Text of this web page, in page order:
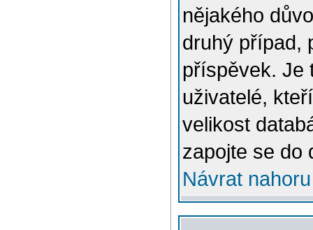
nějakého
druhý případ,
příspěvek. Je
uživatelé,
velikost
zapojte se do
Návrat nahoru